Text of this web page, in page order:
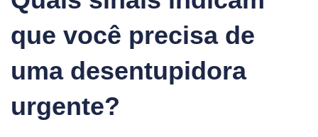
que você precisa de
uma desentupidora
urgente?